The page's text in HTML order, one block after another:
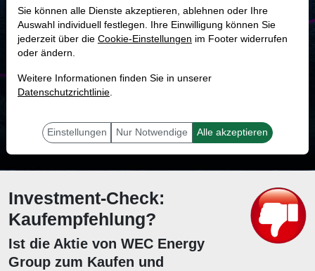
Umsatz 9,80 Mrd. USD
62.9 %
mit dieser Aktie erfolgreich sein.
Investment-Check:
Kaufempfehlung?
Ist die Aktie von WEC Energy
Group zum Kaufen und
Sie können alle Dienste akzeptieren, ablehnen oder Ihre
Auswahl individuell festlegen. Ihre Einwilligung können Sie
jederzeit über die Cookie-Einstellungen im Footer widerrufen
oder ändern.
Weitere Informationen finden Sie in unserer
Datenschutzrichtlinie.
Einstellungen Nur Notwendige Alle akzeptieren